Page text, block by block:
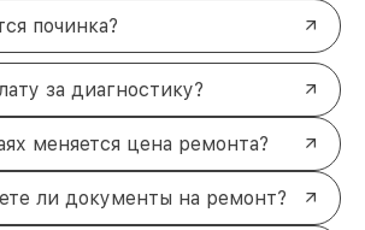
починка?
за диагностику?
меняется цена ремонта?
ли документы на ремонт?